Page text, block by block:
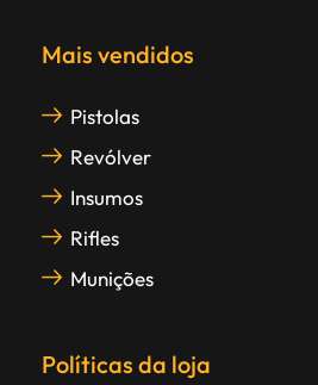
Mais vendidos
Pistolas
Revólver
Insumos
Rifles
Munições
Políticas da loja